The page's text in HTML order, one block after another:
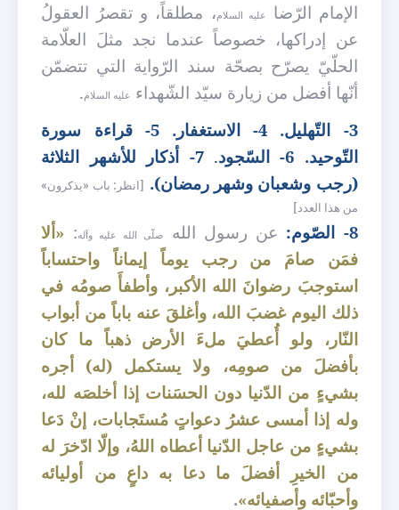
الإمام الرّضا
عليه السلام، مطلقاً، و تقصرُ العقولُ
عن إدراكها، خصوصاً عندما نجد مثلَ العلّامة
الحلّيّ يصرّح بصحّة سند الرّواية التي تتضمّن
أنّها أفضل من زيارة سيّد الشّهداء عليه السلام.
3- التّهليل. 4- الاستغفار. 5- قراءة سورة
التّوحيد.
.
7- أذكار للأشهر الثلاثة
(رجب وشعبان وشهر رمضان). [انظر: باب «يذكرون»
من هذا العدد]
8- الصّوم: عن رسول الله صلّى الله عليه وآله: «ألا
فمَن صامَ من رجب يوماً إيماناً واحتساباً
استوجبَ رضوانَ الله الأكبر، وأطفأَ صومُه في
ذلك اليوم غضبَ الله، وأغلقَ عنه باباً من أبواب
النّار، ولو أُعطيَ ملءَ الأرض ذهباً ما كان
بأفضلَ من صومِه، ولا يستكمل (له) أجره
بشيءٍ من الدّنيا دون الحسَنات إذا أخلصَه لله،
وله إذا أمسى عشرُ دعواتٍ مُستَجابات، إنْ دَعا
بشيءٍ من عاجل الدّنيا أعطاه اللهُ، وإلّا ادّخرَ له
من الخيرِ أفضلَ ما دعا به داعٍ من أوليائه
وأحبّائه وأصفيائه».